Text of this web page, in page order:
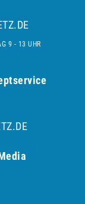
9 - 13 UHR